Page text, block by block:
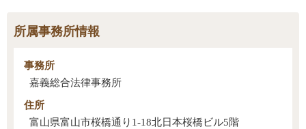
所属事務所情報
事務所
嘉義総合法律事務所
住所
富山県富山市桜橋通り1-18北日本桜橋ビル5階